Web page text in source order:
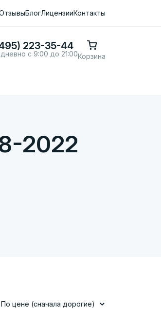
БлогЛицензииКонтакты
223-35-44
с 9:00 до 21:00Корзина
2022
По цене (сначала дорогие)